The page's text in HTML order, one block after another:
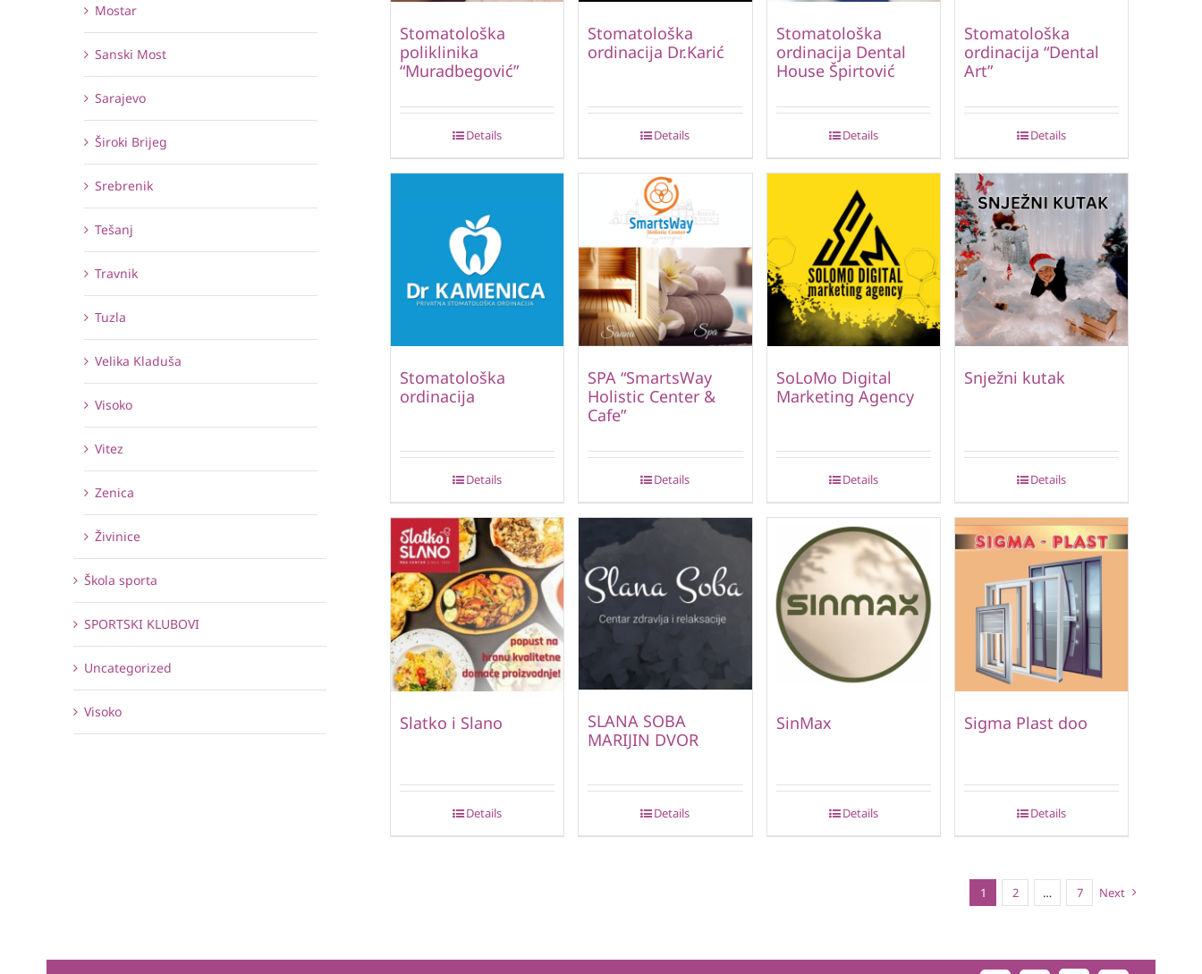
Stomatološka
poliklinika
“Muradbegović”
Details
Stomatološka
ordinacija Dr.Karić
Details
Stomatološka
ordinacija Dental
House Špirtović
Details
Stomatološka
ordinacija “Dental
Art”
Details
Stomatološka
ordinacija
Details
SPA “SmartsWay
Holistic Center &
Cafe”
Details
SoLoMo Digital
Marketing Agency
Details
Snježni kutak
Details
Slatko i Slano
Details
SLANA SOBA
MARIJIN DVOR
Details
SinMax
Details
Sigma Plast doo
Details
1 2 … 7 Next
Mostar
Sanski Most
Sarajevo
Široki Brijeg
Srebrenik
Tešanj
Travnik
Tuzla
Velika Kladuša
Visoko
Vitez
Zenica
Živinice
Škola sporta
SPORTSKI KLUBOVI
Uncategorized
Visoko